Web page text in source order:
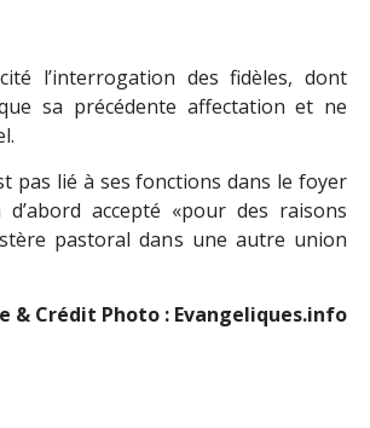
l’interrogation des fidèles, dont
sa précédente affectation et ne
pas lié à ses fonctions dans le foyer
accepté «pour des raisons
pastoral dans une autre union
& Crédit Photo : Evangeliques.info